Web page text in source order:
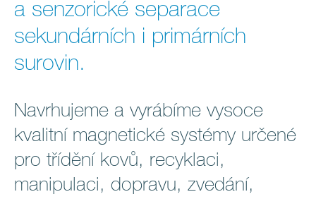
a senzorické separace
sekundárních i primárních
surovin.
Navrhujeme a vyrábíme vysoce
kvalitní magnetické systémy určené
pro třídění kovů, recyklaci,
manipulaci, dopravu, zvedání,